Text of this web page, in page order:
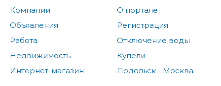
Компании
Объявления
Работа
Недвижимость
Интернет-магазин
О портале
Регистрация
Отключение воды
Купели
Подольск - Москва